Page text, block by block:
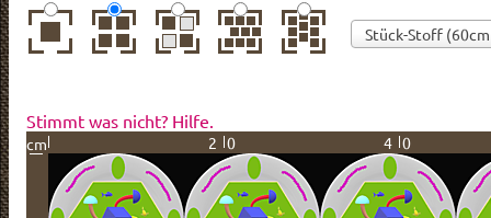
zentriert
einfach
wiederholt
gespiegelthorizontal
versetzt
vertikal
versetzt
Stimmt was nicht? Hilfe.
cm 20 40